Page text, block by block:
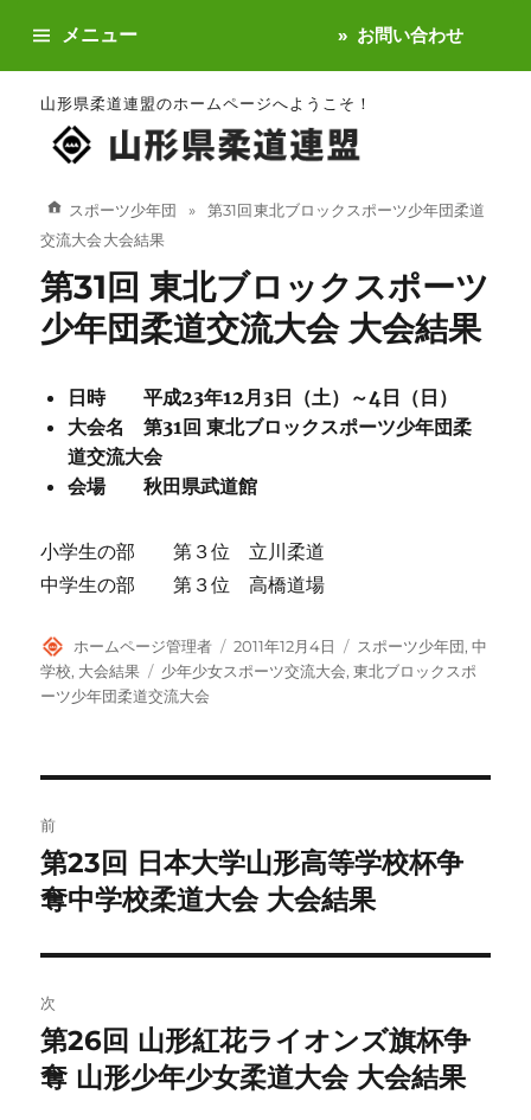
山形県柔道連盟のホームページへようこそ！
メニュー お問い合わせ
スポーツ少年団
第31回 東北ブロックスポーツ少年団柔道
交流大会 大会結果
第31回 東北ブロックスポーツ
少年団柔道交流大会 大会結果
日時 平成23年12月3日（土）～4日（日）
大会名 第31回 東北ブロックスポーツ少年団柔
道交流大会
会場 秋田県武道館
小学生の部 第３位 立川柔道
中学生の部 第３位 高橋道場
投
稿
者
ホームページ管理者
投
稿
2011年12月4日
カ
テ
スポーツ少年団,中
学校, 大会結果
タ
グ
少年少女スポーツ交流大会,東北ブロックスポ
ーツ少年団柔道交流大会
稿
ナ
ビ
ゲ
ー
シ
前
前
の
稿:
第23回 日本大学山形高等学校杯争
奪中学校柔道大会 大会結果
次
次
の
第26回 山形紅花ライオンズ旗杯争
奪 山形少年少女柔道大会 大会結果